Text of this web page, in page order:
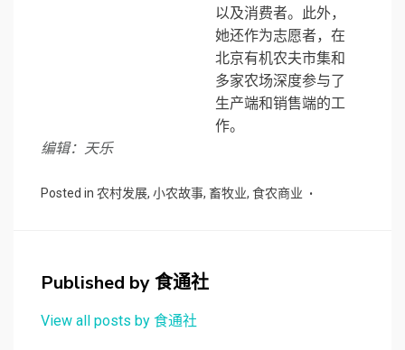
以及消费者。此外，
她还作为志愿者，在
北京有机农夫市集和
多家农场深度参与了
生产端和销售端的工
作。
编辑：天乐
Posted in 农村发展, 小农故事, 畜牧业, 食农商业
Published by食通社
View all posts by 食通社